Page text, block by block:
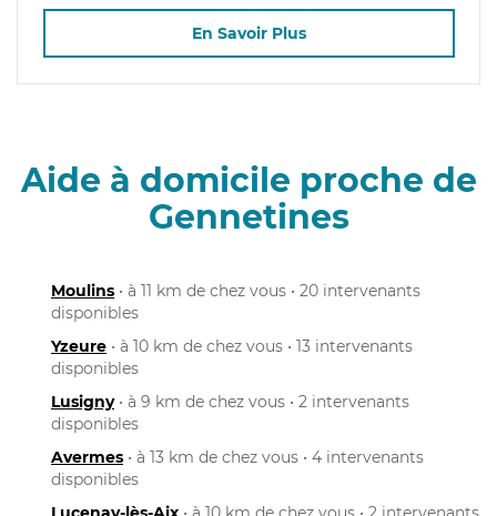
En Savoir Plus
Aide à domicile proche de
Gennetines
Moulins • à 11 km de chez vous • 20 intervenants
disponibles
Yzeure • à 10 km de chez vous • 13 intervenants
disponibles
Lusigny• à 9 km de chez vous • 2 intervenants
disponibles
Avermes • à 13 km de chez vous • 4 intervenants
disponibles